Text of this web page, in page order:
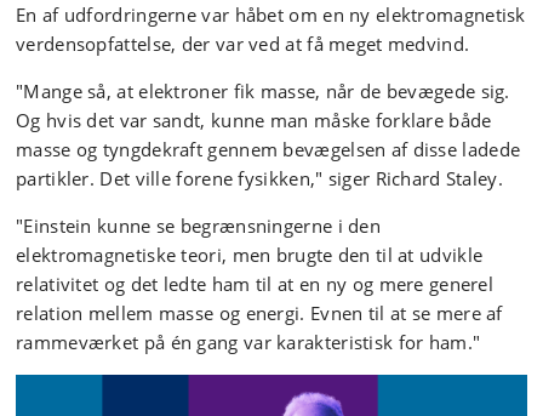
En af udfordringerne var håbet om en ny elektromagnetisk
verdensopfattelse, der var ved at få meget medvind.
"Mange så, at elektroner fik masse, når de bevægede sig.
Og hvis det var sandt, kunne man måske forklare både
masse og tyngdekraft gennem bevægelsen af disse ladede
partikler. Det ville forene fysikken," siger Richard Staley.
"Einstein kunne se begrænsningerne i den
elektromagnetiske teori, men brugte den til at udvikle
relativitet og det ledte ham til at en ny og mere generel
relation mellem masse og energi. Evnen til at se mere af
rammeværket på én gang var karakteristisk for ham."